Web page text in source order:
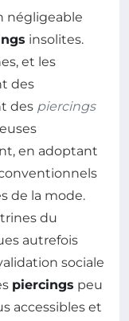
négligeable
insolites.
et les
des
des piercings
en adoptant
de la mode.
du
autrefois
sociale
piercings peu
accessibles et